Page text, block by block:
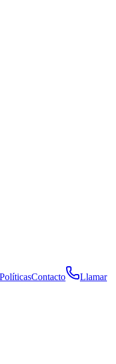
PolíticasContacto
Llamar